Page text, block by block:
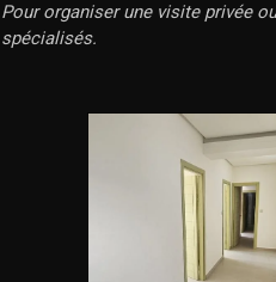
Pour organiser une visite privée
spécialisés.